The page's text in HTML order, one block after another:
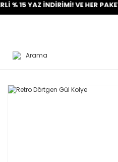
YAZ İNDİRİMİ! VE HER PAKETE
Arama